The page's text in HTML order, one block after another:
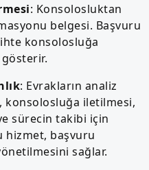
: Konsolosluktan
belgesi. Başvuru
konsolosluğa
: Evrakların analiz
konsolosluğa iletilmesi,
sürecin takibi için
hizmet, başvuru
sağlar.